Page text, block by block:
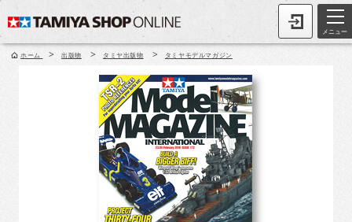
メニュー
ホーム > 出版物 > タミヤ出版物 > タミヤモデルマガジン